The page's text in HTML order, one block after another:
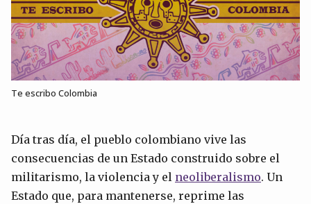
Te escribo Colombia
Día tras día, el pueblo colombiano vive las
consecuencias de un Estado construido sobre el
militarismo, la violencia y el neoliberalismo. Un
Estado que, para mantenerse, reprime las